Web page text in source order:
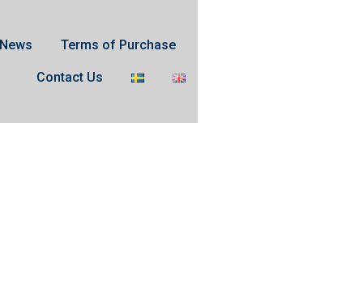
News Terms of Purchase
Contact Us